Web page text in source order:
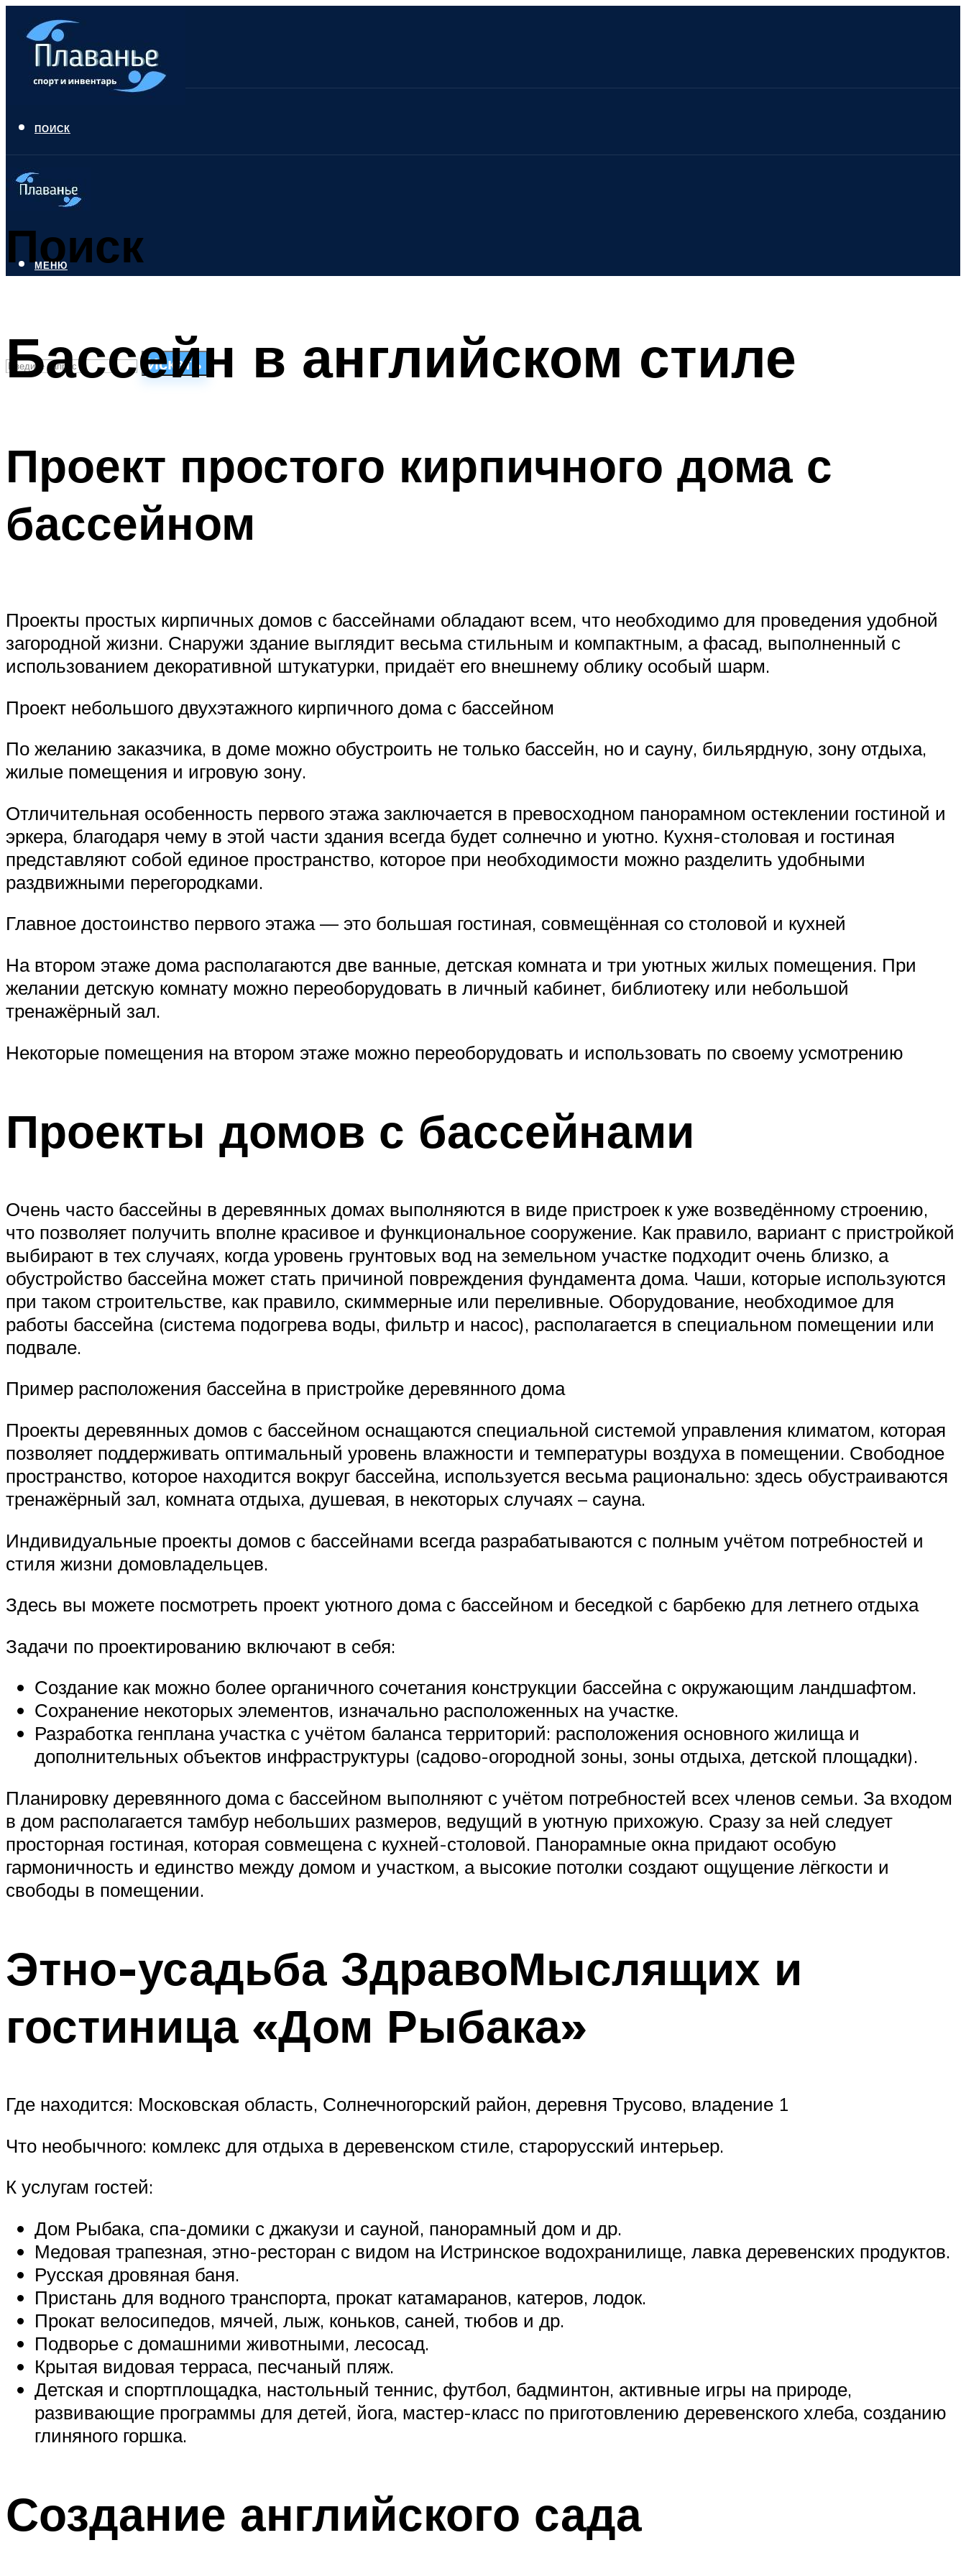
ПОИСК
Поиск
Искать
БАССЕЙН ДЛЯ ДОМА
МЕНЮ
МЕНЮ
Бассейн в английском стиле
Проект простого кирпичного дома с
бассейном
Проекты простых кирпичных домов с бассейнами обладают всем, что необходимо для проведения удобной
загородной жизни. Снаружи здание выглядит весьма стильным и компактным, а фасад, выполненный с
использованием декоративной штукатурки, придаёт его внешнему облику особый шарм.
Проект небольшого двухэтажного кирпичного дома с бассейном
По желанию заказчика, в доме можно обустроить не только бассейн, но и сауну, бильярдную, зону отдыха,
жилые помещения и игровую зону.
Отличительная особенность первого этажа заключается в превосходном панорамном остеклении гостиной и
эркера, благодаря чему в этой части здания всегда будет солнечно и уютно. Кухня-столовая и гостиная
представляют собой единое пространство, которое при необходимости можно разделить удобными
раздвижными перегородками.
Главное достоинство первого этажа — это большая гостиная, совмещённая со столовой и кухней
На втором этаже дома располагаются две ванные, детская комната и три уютных жилых помещения. При
желании детскую комнату можно переоборудовать в личный кабинет, библиотеку или небольшой
тренажёрный зал.
Некоторые помещения на втором этаже можно переоборудовать и использовать по своему усмотрению
Проекты домов с бассейнами
Очень часто бассейны в деревянных домах выполняются в виде пристроек к уже возведённому строению,
что позволяет получить вполне красивое и функциональное сооружение. Как правило, вариант с пристройкой
выбирают в тех случаях, когда уровень грунтовых вод на земельном участке подходит очень близко, а
обустройство бассейна может стать причиной повреждения фундамента дома. Чаши, которые используются
при таком строительстве, как правило, скиммерные или переливные. Оборудование, необходимое для
работы бассейна (система подогрева воды, фильтр и насос), располагается в специальном помещении или
подвале.
Пример расположения бассейна в пристройке деревянного дома
Проекты деревянных домов с бассейном оснащаются специальной системой управления климатом, которая
позволяет поддерживать оптимальный уровень влажности и температуры воздуха в помещении. Свободное
пространство, которое находится вокруг бассейна, используется весьма рационально: здесь обустраиваются
тренажёрный зал, комната отдыха, душевая, в некоторых случаях – сауна.
Индивидуальные проекты домов с бассейнами всегда разрабатываются с полным учётом потребностей и
стиля жизни домовладельцев.
Здесь вы можете посмотреть проект уютного дома с бассейном и беседкой с барбекю для летнего отдыха
Задачи по проектированию включают в себя:
Создание как можно более органичного сочетания конструкции бассейна с окружающим ландшафтом.
Сохранение некоторых элементов, изначально расположенных на участке.
Разработка генплана участка с учётом баланса территорий: расположения основного жилища и
дополнительных объектов инфраструктуры (садово-огородной зоны, зоны отдыха, детской площадки).
Планировку деревянного дома с бассейном выполняют с учётом потребностей всех членов семьи. За входом
в дом располагается тамбур небольших размеров, ведущий в уютную прихожую. Сразу за ней следует
просторная гостиная, которая совмещена с кухней-столовой. Панорамные окна придают особую
гармоничность и единство между домом и участком, а высокие потолки создают ощущение лёгкости и
свободы в помещении.
Этно-усадьба ЗдравоМыслящих и
гостиница «Дом Рыбака»
Где находится: Московская область, Солнечногорский район, деревня Трусово, владение 1
Что необычного: комлекс для отдыха в деревенском стиле, старорусский интерьер.
К услугам гостей:
Дом Рыбака, спа-домики с джакузи и сауной, панорамный дом и др.
Медовая трапезная, этно-ресторан с видом на Истринское водохранилище, лавка деревенских продуктов.
Русская дровяная баня.
Пристань для водного транспорта, прокат катамаранов, катеров, лодок.
Прокат велосипедов, мячей, лыж, коньков, саней, тюбов и др.
Подворье с домашними животными, лесосад.
Крытая видовая терраса, песчаный пляж.
Детская и спортплощадка, настольный теннис, футбол, бадминтон, активные игры на природе,
развивающие программы для детей, йога, мастер-класс по приготовлению деревенского хлеба, созданию
глиняного горшка.
Создание английского сада